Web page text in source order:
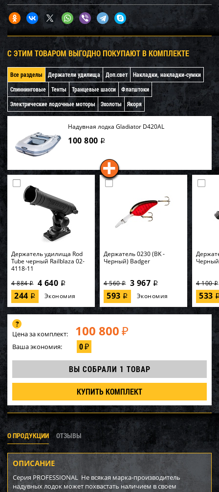
С ЭТИМ ТОВАРОМ ВЫГОДНО ПОКУПАЮТ В КОМПЛЕКТЕ
Все разделы Держатели удилища Доп.свет
Накладки, накладки-сумки
Спиннинговые
Тенты Транцевые шасси
Флагштоки
Электрические лодочные моторы
Эхолоты Якоря
Надувная лодка Gladiator D420AL
100 800 i
Держатель удилища Rod
Tube черный Railblaza 02-
4118-11
4 884i 4 640 i
244 i Экономия
Держатель 0230 (BK -
Черный) Badger
4 560i 3 967 i
593 i Экономия
4 100i
533
Цена за комплект: 100 800 ₽
Ваша экономия: 0₽
ВЫ СОБРАЛИ 1 ТОВАР
КУПИТЬ КОМПЛЕКТ
О ПРОДУКЦИИ ОТЗЫВЫ
ОПИСАНИЕ
Серия PROFESSIONAL Не всякая марка-производитель
надувных лодок может похвастать наличием в своем